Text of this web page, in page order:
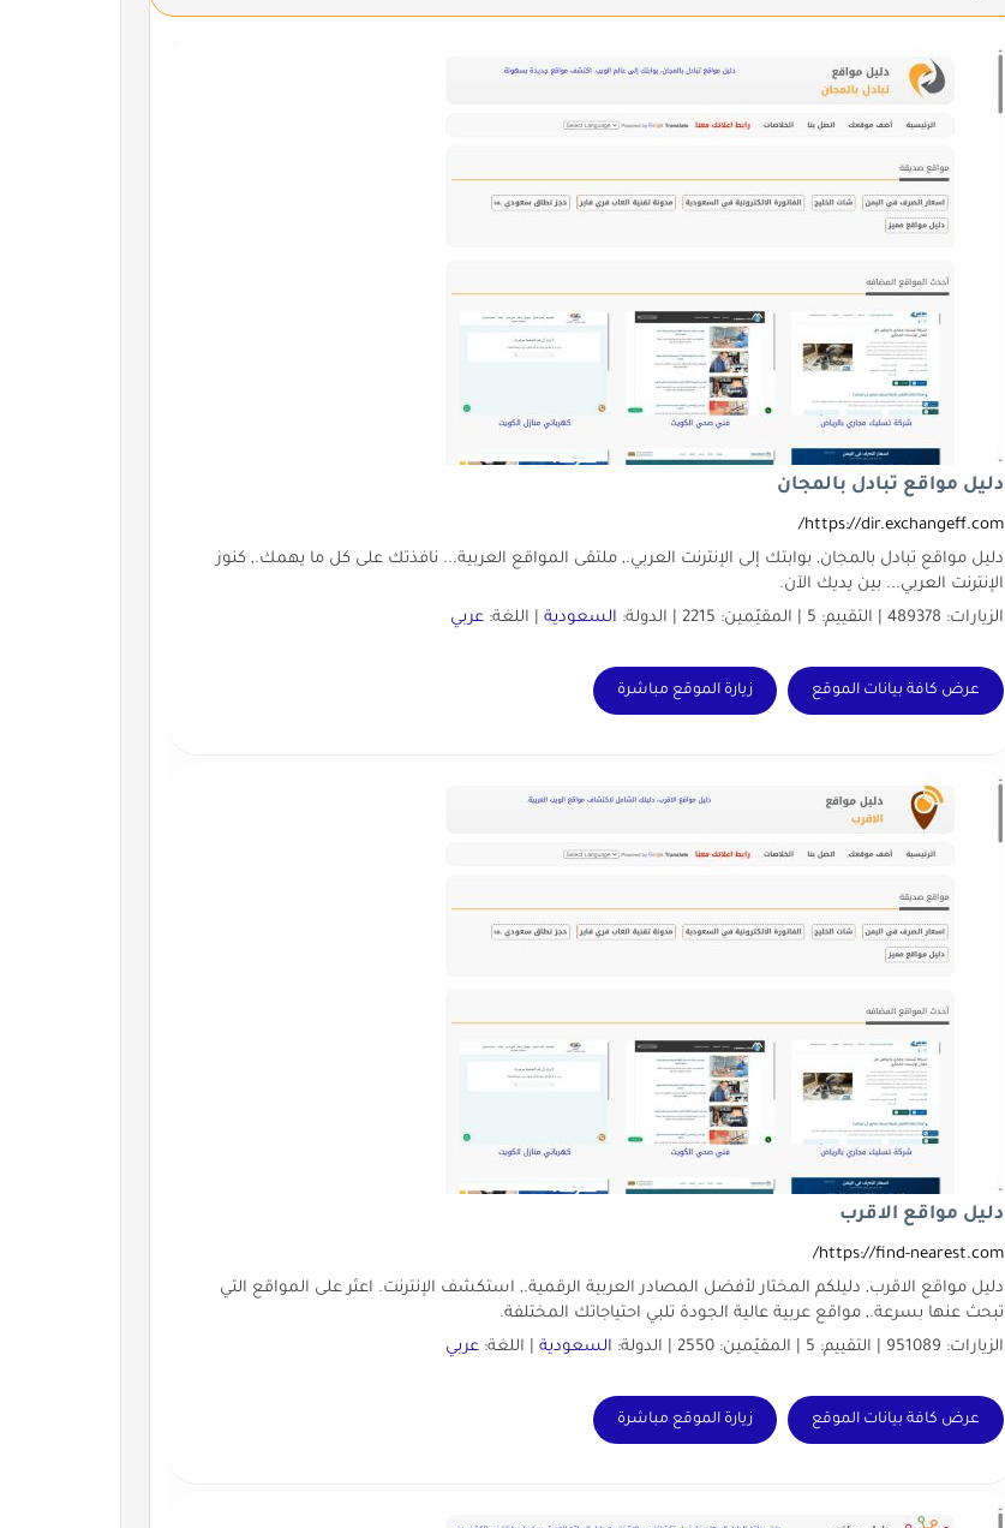
دليل مواقع تبادل بالمجان
https://dir.exchangeff.com/
دليل مواقع تبادل بالمجان, بوابتك إلى الإنترنت العربي., ملتقى المواقع العربية... نافذتك على كل ما يهمك., كنوز
الإنترنت العربي... بين يديك الآن.
الزيارات: 489378 | التقييم: 5 | المقيّمين: 2215 | الدولة:
السعودية| اللغة: عربي
عرض كافة بيانات الموقع زيارة الموقع مباشرة
دليل مواقع الاقرب
https://find-nearest.com/
دليل مواقع الاقرب, دليلكم المختار لأفضل المصادر العربية الرقمية., استكشف الإنترنت. اعثر على المواقع التي
تبحث عنها بسرعة., مواقع عربية عالية الجودة تلبي احتياجاتك المختلفة.
الزيارات: 951089 | التقييم: 5 | المقيّمين: 2550 | الدولة:
السعودية| اللغة: عربي
عرض كافة بيانات الموقع زيارة الموقع مباشرة